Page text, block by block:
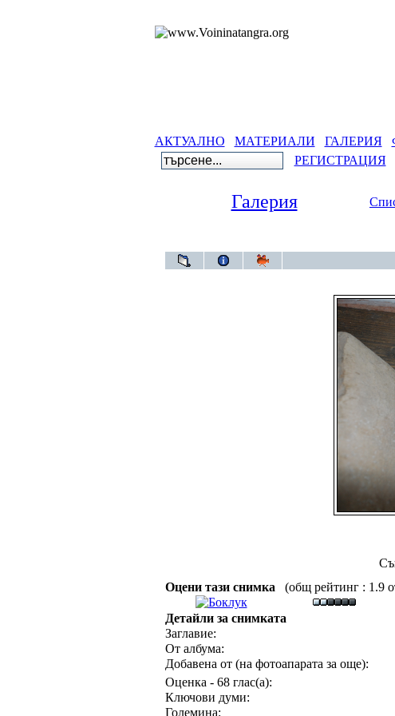
АКТУАЛНО МАТЕРИАЛИ ГАЛЕРИЯ
РЕГИСТРАЦИЯ
Галерия
Оцени тази снимка
(общ рейтинг : 1.9
Детайли за снимката
Заглавие:
От албума:
Добавена от (на фотоапарата за още):
Оценка - 68 глас(а):
Ключови думи:
Големина: